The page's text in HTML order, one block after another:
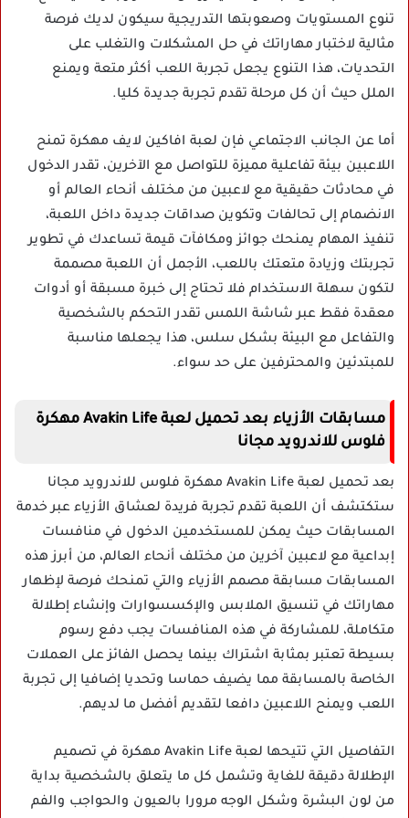
تنوع المستويات وصعوبتها التدريجية سيكون لديك فرصة
مثالية لاختبار مهاراتك في حل المشكلات والتغلب على
التحديات، هذا التنوع يجعل تجربة اللعب أكثر متعة ويمنع
الملل حيث أن كل مرحلة تقدم تجربة جديدة كليا.
أما عن الجانب الاجتماعي فإن لعبة افاكين لايف مهكرة تمنح
اللاعبين بيئة تفاعلية مميزة للتواصل مع الآخرين، تقدر الدخول
في محادثات حقيقية مع لاعبين من مختلف أنحاء العالم أو
الانضمام إلى تحالفات وتكوين صداقات جديدة داخل اللعبة،
تنفيذ المهام يمنحك جوائز ومكافآت قيمة تساعدك في تطوير
تجربتك وزيادة متعتك باللعب، الأجمل أن اللعبة مصممة
لتكون سهلة الاستخدام فلا تحتاج إلى خبرة مسبقة أو أدوات
معقدة فقط عبر شاشة اللمس تقدر التحكم بالشخصية
والتفاعل مع البيئة بشكل سلس، هذا يجعلها مناسبة
للمبتدئين والمحترفين على حد سواء.
مسابقات الأزياء بعد تحميل لعبة Avakin Life مهكرة
فلوس للاندرويد مجانا
بعد تحميل لعبة Avakin Life مهكرة فلوس للاندرويد مجانا
ستكتشف أن اللعبة تقدم تجربة فريدة لعشاق الأزياء عبر خدمة
المسابقات حيث يمكن للمستخدمين الدخول في منافسات
إبداعية مع لاعبين آخرين من مختلف أنحاء العالم، من أبرز هذه
المسابقات مسابقة مصمم الأزياء والتي تمنحك فرصة لإظهار
مهاراتك في تنسيق الملابس والإكسسوارات وإنشاء إطلالة
متكاملة، للمشاركة في هذه المنافسات يجب دفع رسوم
بسيطة تعتبر بمثابة اشتراك بينما يحصل الفائز على العملات
الخاصة بالمسابقة مما يضيف حماسا وتحديا إضافيا إلى تجربة
اللعب ويمنح اللاعبين دافعا لتقديم أفضل ما لديهم.
التفاصيل التي تتيحها لعبة Avakin Life مهكرة في تصميم
الإطلالة دقيقة للغاية وتشمل كل ما يتعلق بالشخصية بداية
من لون البشرة وشكل الوجه مرورا بالعيون والحواجب والفم